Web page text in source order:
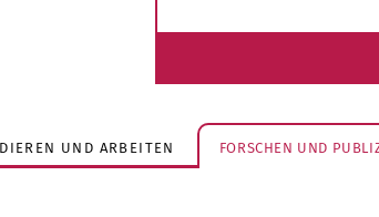
UND ARBEITEN FORSCHEN UND